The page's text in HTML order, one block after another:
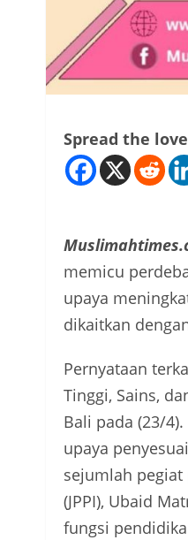
Spread the love
memicu
upaya
dikaitkan
Pernyataan
Tinggi, Sains,
Bali pada (23/
upaya
sejumlah
(JPPI), Ubaid
fungsi